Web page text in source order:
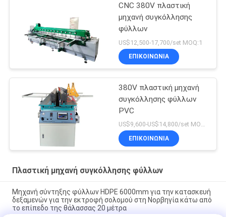
CNC 380V πλαστική
μηχανή συγκόλλησης
φύλλων
US$12,500-17,700/set MOQ:1
ΕΠΙΚΟΙΝΩΝΙΑ
380V πλαστική μηχανή
συγκόλλησης φύλλων
PVC
US$9,600-US$14,800/set MOQ:1
ΕΠΙΚΟΙΝΩΝΙΑ
Πλαστική μηχανή συγκόλλησης φύλλων
Μηχανή σύντηξης φύλλων HDPE 6000mm για την κατασκευή
δεξαμενών για την εκτροφή σολομού στη Νορβηγία κάτω από
το επίπεδο της θάλασσας 20 μέτρα